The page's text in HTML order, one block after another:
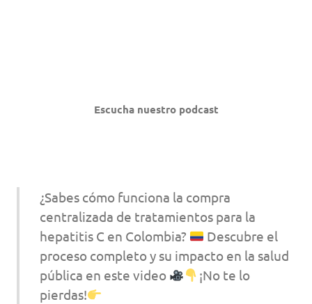
Escucha nuestro podcast
¿Sabes cómo funciona la compra
centralizada de tratamientos para la
hepatitis C en Colombia?
Descubre el
proceso completo y su impacto en la salud
pública en este video
¡No te lo
pierdas!